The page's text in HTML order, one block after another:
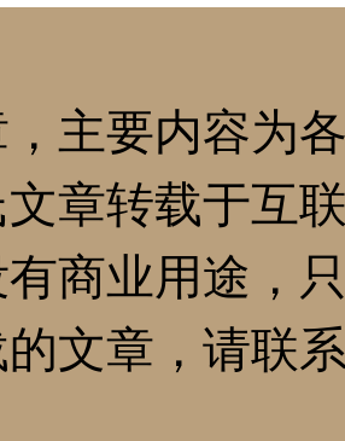
主要内容为
章转载于互
商业用途，
的文章，请联